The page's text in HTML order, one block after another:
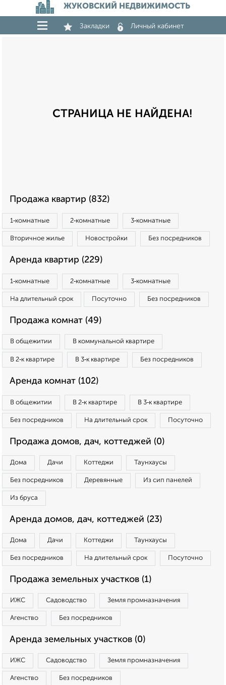
ЖУКОВСКИЙ НЕДВИЖИМОСТЬ
Закладки Личный кабинет
СТРАНИЦА НЕ НАЙДЕНА!
Продажа квартир (832)
1‑комнатные 2‑комнатные 3‑комнатные
Вторичное жилье Новостройки Без посредников
Аренда квартир (229)
1‑комнатные 2‑комнатные 3‑комнатные
На длительный срок Посуточно Без посредников
Продажа комнат (49)
В общежитии В коммунальной квартире
В 2‑к квартире В 3‑к квартире Без посредников
Аренда комнат (102)
В общежитии В 2‑к квартире В 3‑к квартире
Без посредников На длительный срок Посуточно
Продажа домов, дач, коттеджей (0)
Дома Дачи Коттеджи Таунхаусы
Без посредников Деревянные Из сип панелей
Из бруса
Аренда домов, дач, коттеджей (23)
Дома Дачи Коттеджи Таунхаусы
Без посредников На длительный срок Посуточно
Продажа земельных участков (1)
ИЖС Садоводство Земля промназначения
Агенство Без посредников
Аренда земельных участков (0)
ИЖС Садоводство Земля промназначения
Агенство Без посредников